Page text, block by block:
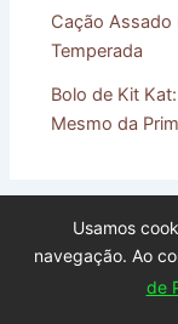
Cação Assado
Temperada
Bolo de Kit
Mesmo da
PREVIOUS
Usamos
navegação. Ao
de